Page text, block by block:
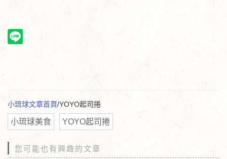
小琉球文章首頁/YOYO起司捲
小琉球美食 YOYO起司捲
您可能也有興趣的文章